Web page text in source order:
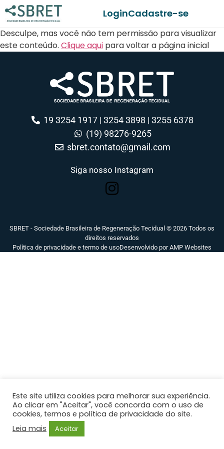
LoginCadastre-se
Desculpe, mas você não tem permissão para visualizar
este conteúdo. Clique aqui para voltar a página inicial
19 3254 1917 | 3254 3898 | 3255 6378
(19) 98276-9265
sbret.contato@gmail.com
Siga nosso Instagram
SBRET - Sociedade Brasileira de Regeneração Tecidual © 2026 Todos os
direitos reservados
Política de privacidade e termo de usoDesenvolvido por AMP Websites
Este site utiliza cookies para melhorar sua experiência.
Ao clicar em "Aceitar", você concorda com o uso de
cookies, termos e política de privacidade do site.
Leia mais
Aceitar